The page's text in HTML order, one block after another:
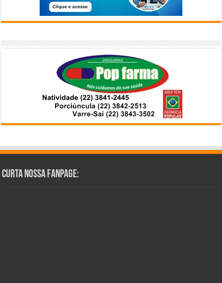
Curta Nossa Fanpage: